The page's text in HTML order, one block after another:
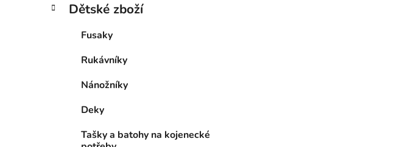
Dětské zboží
Fusaky
Rukávníky
Nánožníky
Deky
Tašky a batohy na kojenecké